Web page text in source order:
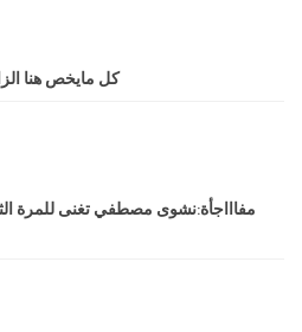
كل مايخص هنا
مفاااجأة:نشوى مصطفي تغنى للمرة